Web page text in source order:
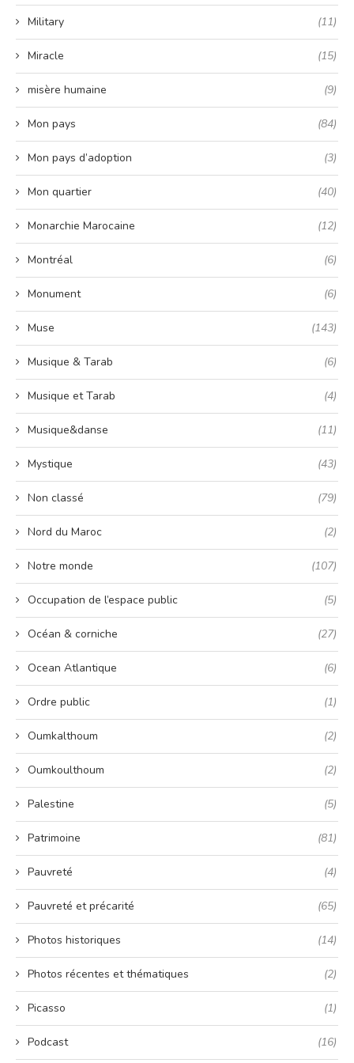
Military (11)
Miracle (15)
misère humaine (9)
Mon pays (84)
Mon pays d’adoption (3)
Mon quartier (40)
Monarchie Marocaine (12)
Montréal (6)
Monument (6)
Muse (143)
Musique & Tarab (6)
Musique et Tarab (4)
Musique&danse (11)
Mystique (43)
Non classé (79)
Nord du Maroc (2)
Notre monde (107)
Occupation de l’espace public (5)
Océan & corniche (27)
Ocean Atlantique (6)
Ordre public (1)
Oumkalthoum (2)
Oumkoulthoum (2)
Palestine (5)
Patrimoine (81)
Pauvreté (4)
Pauvreté et précarité (65)
Photos historiques (14)
Photos récentes et thématiques (2)
Picasso (1)
Podcast (16)